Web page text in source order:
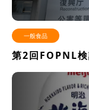
一般食品
第2回FOPNL